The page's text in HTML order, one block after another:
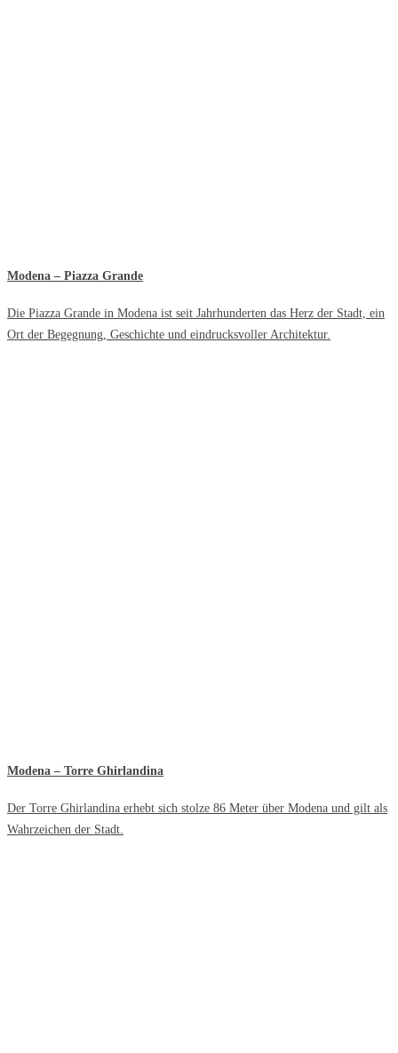
Modena – Piazza Grande
Die Piazza Grande in Modena ist seit Jahrhunderten das Herz der Stadt, ein
Ort der Begegnung, Geschichte und eindrucksvoller Architektur.
Modena – Torre Ghirlandina
Der Torre Ghirlandina erhebt sich stolze 86 Meter über Modena und gilt als
Wahrzeichen der Stadt.